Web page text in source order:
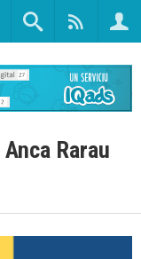
Anca Rarau